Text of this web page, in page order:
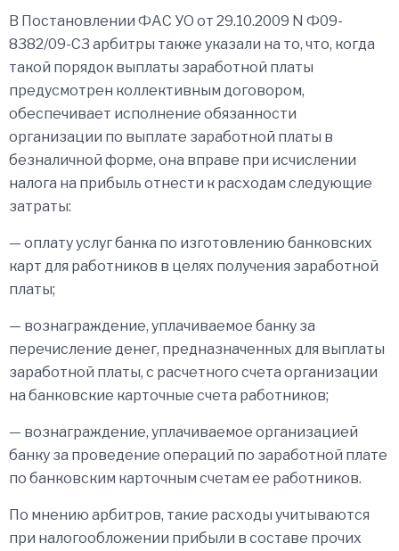
В Постановлении ФАС УО от 29.10.2009 N Ф09-
8382/09-С3 арбитры также указали на то, что, когда
такой порядок выплаты заработной платы
предусмотрен коллективным договором,
обеспечивает исполнение обязанности
организации по выплате заработной платы в
безналичной форме, она вправе при исчислении
налога на прибыль отнести к расходам следующие
затраты:
— оплату услуг банка по изготовлению банковских
карт для работников в целях получения заработной
платы;
— вознаграждение, уплачиваемое банку за
перечисление денег, предназначенных для выплаты
заработной платы, с расчетного счета организации
на банковские карточные счета работников;
— вознаграждение, уплачиваемое организацией
банку за проведение операций по заработной плате
по банковским карточным счетам ее работников.
По мнению арбитров, такие расходы учитываются
при налогообложении прибыли в составе прочих